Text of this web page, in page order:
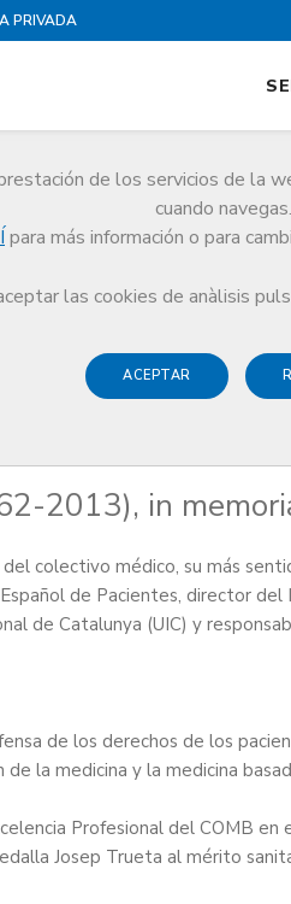
PRIVADA
de los servicios de la
cuando navegas.
para más información o para
las cookies de anàlisis
ACEPTAR
(1962-2013), in memoriam
2013), in
colectivo médico, su más
de Pacientes, director
de Catalunya (UIC) y
de los derechos de los
la medicina y la medicina
Profesional del COMB en
Josep Trueta al mérito